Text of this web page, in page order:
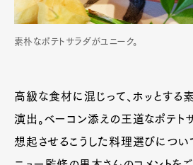
素朴なポテトサラダがユニーク。
高級な食材に混じって、ホッとする
演出。ベーコン添えの王道なポテト
想起させるこうした料理選びについ